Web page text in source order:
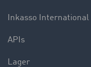
Inkasso International
APIs
Lager